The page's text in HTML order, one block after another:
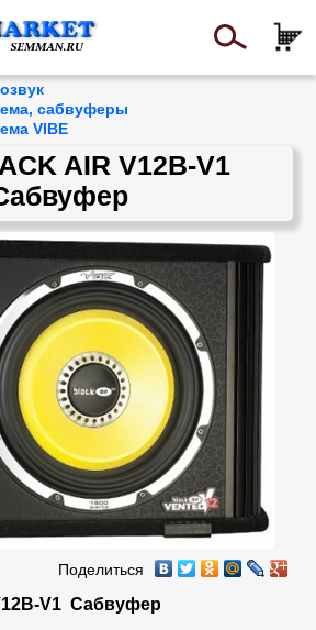
сабвуферы
VIBE
AIR V12B-V1
Поделиться
V1  Сабвуфер